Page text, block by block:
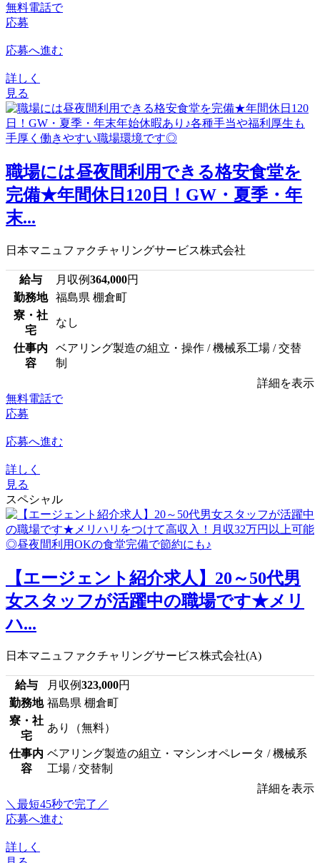
無料電話で
応募
応募へ進む
詳しく
見る
職場には昼夜間利用できる格安食堂を
完備★年間休日120日！GW・夏季・年
末...
日本マニュファクチャリングサービス株式会社
給与 月収例364,000円
勤務地
福島県 棚倉町
寮・社
宅
なし
仕事内
容
ベアリング製造の組立・操作 / 機械系工場 / 交替
制
詳細を表示
無料電話で
応募
応募へ進む
詳しく
見る
スペシャル
【エージェント紹介求人】20～50代男
女スタッフが活躍中の職場です★メリ
ハ...
日本マニュファクチャリングサービス株式会社(A)
給与 月収例323,000円
勤務地 福島県 棚倉町
寮・社
宅
あり（無料）
仕事内
容
ベアリング製造の組立・マシンオペレータ / 機械系
工場 / 交替制
詳細を表示
＼最短45秒で完了／
応募へ進む
詳しく